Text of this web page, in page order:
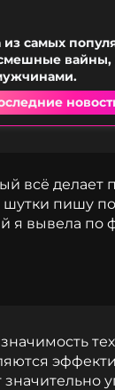
самых
смешные
всё делает
пишу
я вывела по